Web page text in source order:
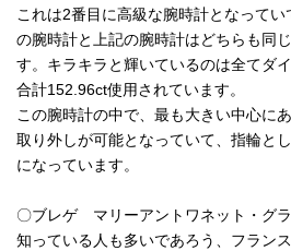
これは2番目に高級な腕時計となって
の腕時計と上記の腕時計はどちらも同
す。キラキラと輝いているのは全てダ
合計152.96ct使用されています。
この腕時計の中で、最も大きい中心に
取り外しが可能となっていて、指輪と
になっています。
〇ブレゲ マリーアントワネット・グ
知っている人も多いであろう、フラン